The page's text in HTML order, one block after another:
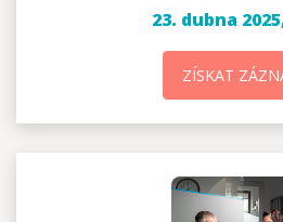
23. dubna
ZÍSKAT